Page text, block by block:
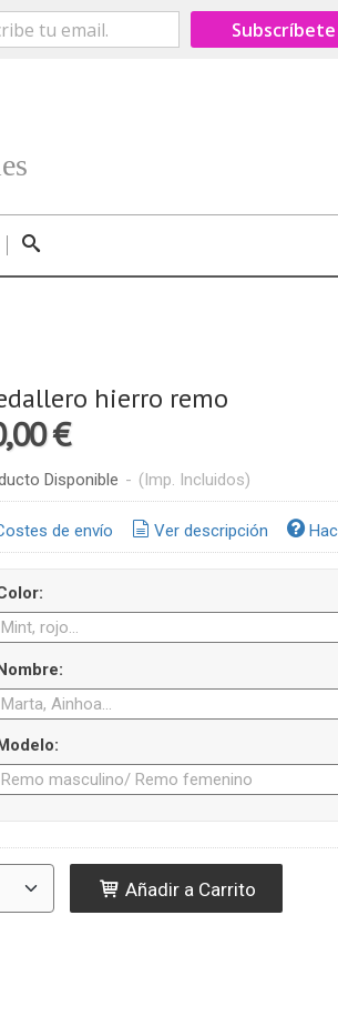
hierro remo
€
Disponible - (Imp. Incluidos)
de envío Ver descripción
Añadir a Carrito